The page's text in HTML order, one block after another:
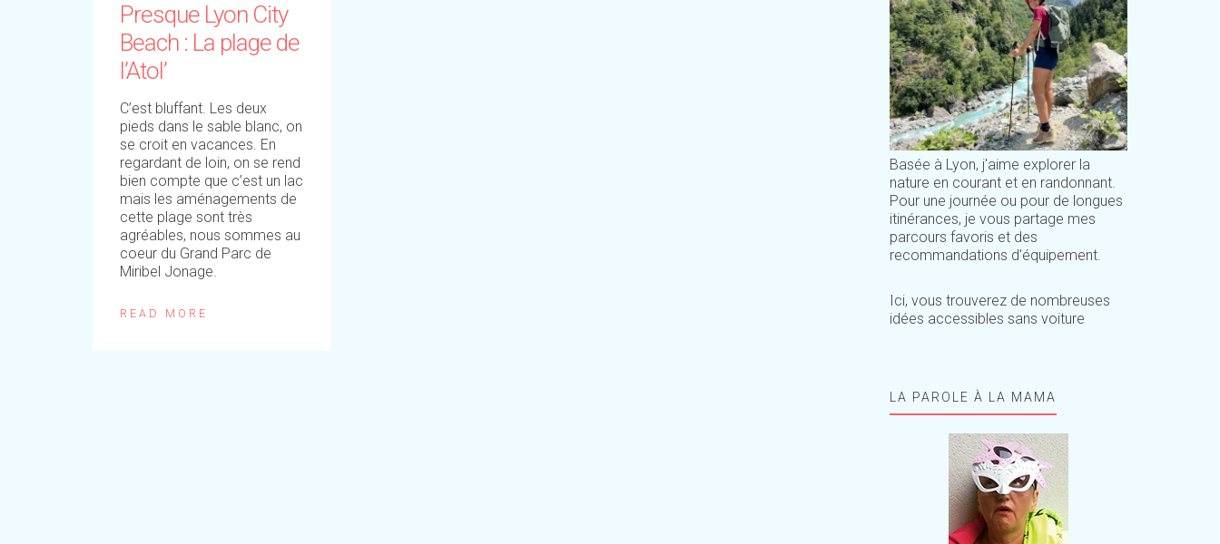
Presque Lyon City
Beach : La plage de
l’Atol’
C’est bluffant. Les deux
pieds dans le sable blanc, on
se croit en vacances. En
regardant de loin, on se rend
bien compte que c’est un lac
mais les aménagements de
cette plage sont très
agréables, nous sommes au
coeur du Grand Parc de
Miribel Jonage.
READ MORE
Basée à Lyon, j'aime explorer la
nature en courant et en randonnant.
Pour une journée ou pour de longues
itinérances, je vous partage mes
parcours favoris et des
recommandations d'équipement.
Ici, vous trouverez de nombreuses
idées accessibles sans voiture
LA PAROLE À LA MAMA